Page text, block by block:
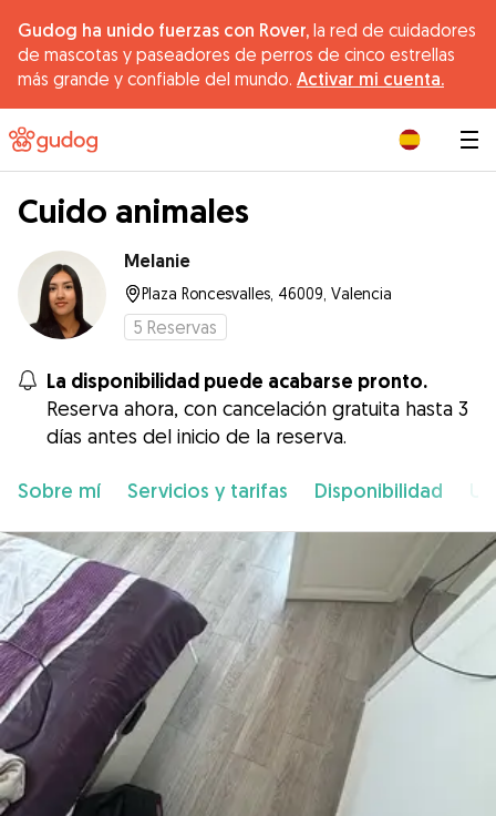
Gudog ha unido fuerzas con Rover, la red de cuidadores
de mascotas y paseadores de perros de cinco estrellas
más grande y confiable del mundo. Activar mi cuenta.
Cuido animales
Melanie
Plaza Roncesvalles, 46009, Valencia
5 Reservas
La disponibilidad puede acabarse pronto.
Reserva ahora, con cancelación gratuita hasta 3
días antes del inicio de la reserva.
Sobre mí Servicios y tarifas Disponibilidad